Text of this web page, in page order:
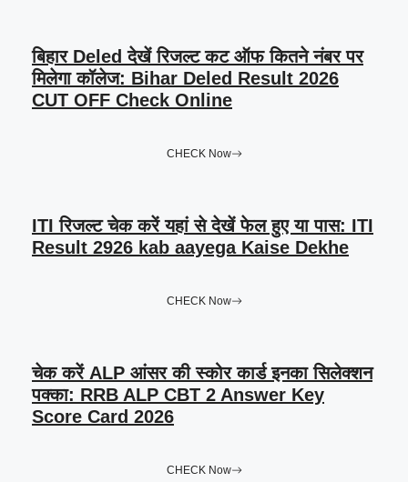
बिहार Deled देखें रिजल्ट कट ऑफ कितने नंबर पर
मिलेगा कॉलेज: Bihar Deled Result 2026
CUT OFF Check Online
CHECK Now
ITI रिजल्ट चेक करें यहां से देखें फेल हुए या पास: ITI
Result 2926 kab aayega Kaise Dekhe
CHECK Now
चेक करें ALP आंसर की स्कोर कार्ड इनका सिलेक्शन
पक्का: RRB ALP CBT 2 Answer Key
Score Card 2026
CHECK Now